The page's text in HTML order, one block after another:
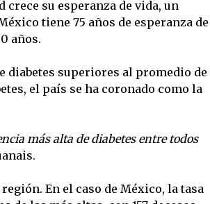
crece su esperanza de vida, un
tiene 75 años de esperanza de
años.
diabetes superiores al promedio de
el país se ha coronado como la
más alta de diabetes entre todos
En el caso de México, la tasa